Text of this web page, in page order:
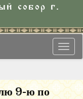
собор г.
9-ю по